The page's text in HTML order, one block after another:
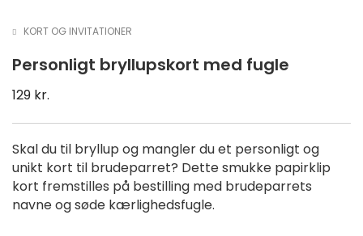
KORT OG INVITATIONER
Personligt bryllupskort med fugle
129 kr.
Skal du til bryllup og mangler du et personligt og
unikt kort til brudeparret? Dette smukke papirklip
kort fremstilles på bestilling med brudeparrets
navne og søde kærlighedsfugle.